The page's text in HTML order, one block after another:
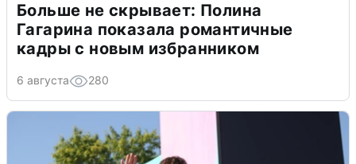
Больше не скрывает: Полина
Гагарина показала романтичные
кадры с новым избранником
6 августа 280